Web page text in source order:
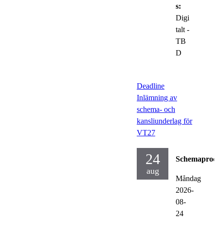
s:
Digi
talt -
TB
D
Deadline
Inlämning av
schema- och
kansliunderlag för
VT27
24
aug
Måndag
2026-
08-
24